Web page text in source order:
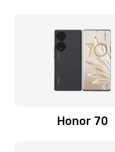
Honor 70